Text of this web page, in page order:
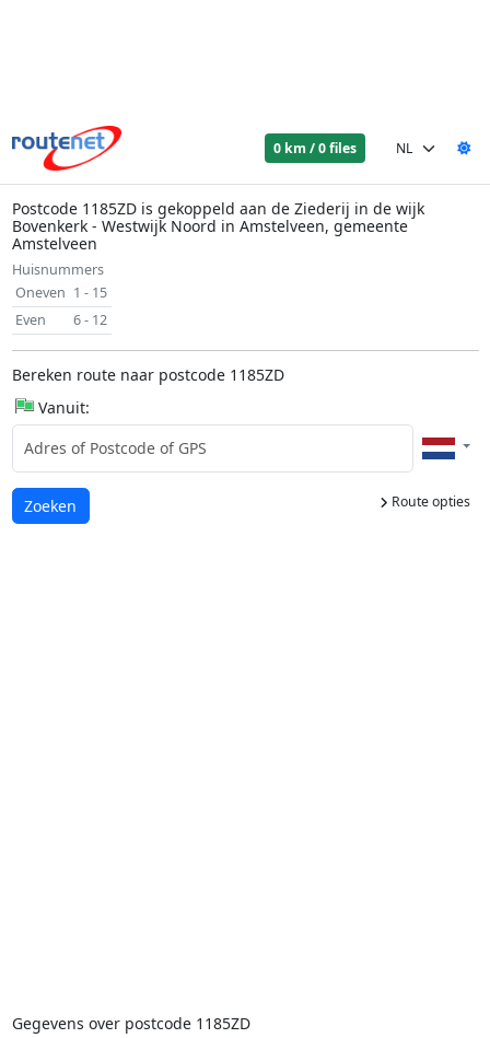
0 km / 0 files
Postcode 1185ZD is gekoppeld aan de Ziederij in de wijk
Bovenkerk - Westwijk Noord in Amstelveen, gemeente
Amstelveen
Huisnummers
Oneven 1 - 15
Even
6 - 12
Bereken route naar postcode 1185ZD
Vanuit:
Route opties
Laden...
Zoeken
Gegevens over postcode 1185ZD